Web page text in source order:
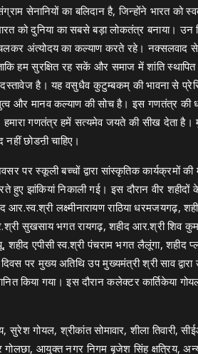
सेनानियों का बलिदान है, जिन्होंने भारत को
को दुनिया का सबसे बड़ा लोकतंत्र बनाया। उन
चलकर अंत्योदय का कल्याण करते रहे।
हम सुरक्षित रह सकें और समाज में शांति
है। यह वसुधैव कुटुम्बकम् की भावना से
और मानव कल्याण की सोच है। इस गणतंत्र की
हमारा गणतंत्र हमें सत्यमेव जयते की सीख देता है।
छोडऩी चाहिए।
पर स्कूली बच्चों द्वारा सांस्कृतिक कार्यक्रमों की
हुए झांकियां निकाली गई। इस दौरान वीर शहीदों
आर.स्व.श्री लक्ष्मीनारायण राठिया धरमजयगढ़,
सुखसाय भगत रायगढ़, शहीद आर.श्री शिव
एपीसी स्व.श्री पंचराम भगत लैलूंगा, शहीद
पर मुख्य अतिथि उप मुख्यमंत्री श्री साव
किया गया। इस दौरान कलेक्टर कार्तिकेया
गोयल, श्रीकांत सोमावार, शीला तिवारी,
आयुक्त नगर निगम बृजेश सिंह क्षत्रिय, अन्य